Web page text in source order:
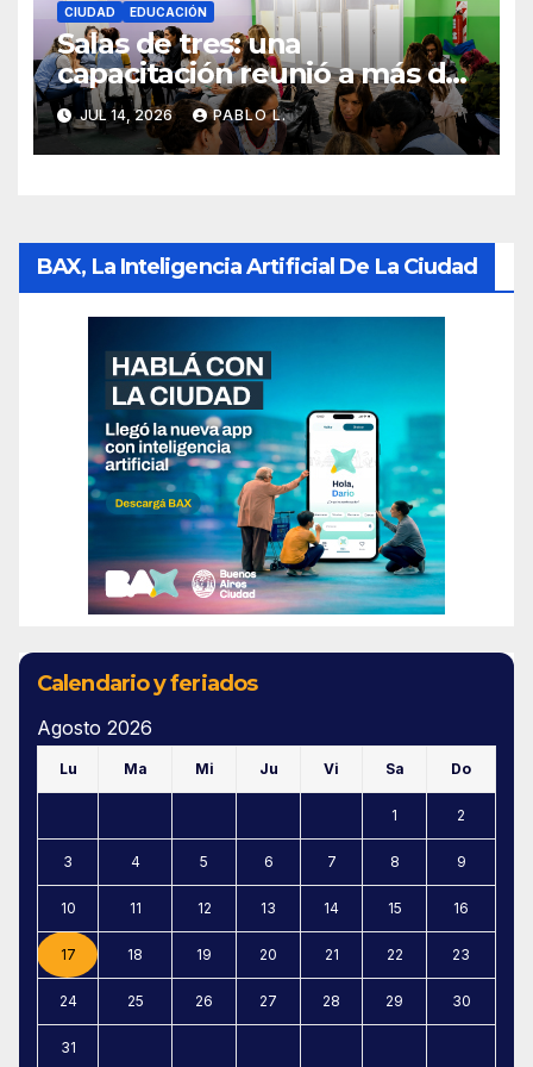
CIUDAD EDUCACIÓN
Salas de tres: una
capacitación reunió a más de
mil docentes porteños
JUL 14, 2026 PABLO L.
BAX, La Inteligencia Artificial De La Ciudad
Calendario y feriados
Agosto 2026
Lu Ma Mi Ju Vi Sa Do
1 2
3 4 5 6 7 8 9
10 11 12 13 14 15 16
17 18 19 20 21 22 23
24 25 26 27 28 29 30
31